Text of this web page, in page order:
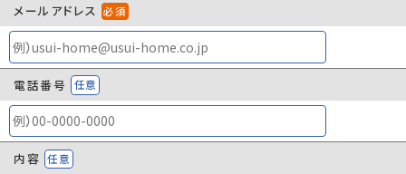
×
敵な一戸建てが見つかります。
建築確認番号
-
管理コード
情報更新日
2026年08月08日
取引条件の有効
期限
2026年08月22日
メールアドレス 必須
電話番号 任意
内容 任意